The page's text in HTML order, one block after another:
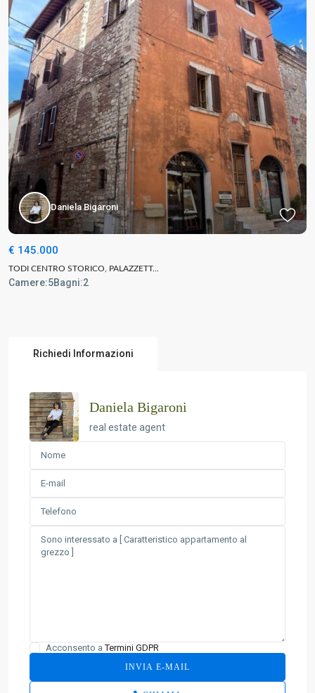
Daniela Bigaroni
€ 145.000
TODI CENTRO STORICO, PALAZZETT...
Camere:5Bagni:2
Richiedi Informazioni
Daniela Bigaroni
real estate agent
Acconsento aTermini GDPR